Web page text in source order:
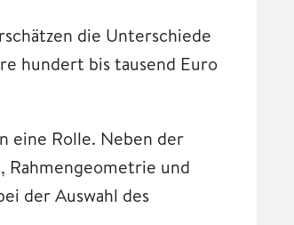
die Unterschiede
hundert bis tausend Euro
eine Rolle. Neben der
Rahmengeometrie und
der Auswahl des